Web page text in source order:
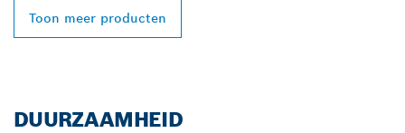
Toon meer producten
DUURZAAMHEID